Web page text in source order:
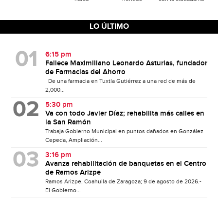
LO ÚLTIMO
6:15 pm
Fallece Maximiliano Leonardo Asturias, fundador
de Farmacias del Ahorro
De una farmacia en Tuxtla Gutiérrez a una red de más de
2,000...
5:30 pm
Va con todo Javier Díaz; rehabilita más calles en
la San Ramón
Trabaja Gobierno Municipal en puntos dañados en González
Cepeda, Ampliación...
3:16 pm
Avanza rehabilitación de banquetas en el Centro
de Ramos Arizpe
Ramos Arizpe, Coahuila de Zaragoza; 9 de agosto de 2026.-
El Gobierno...